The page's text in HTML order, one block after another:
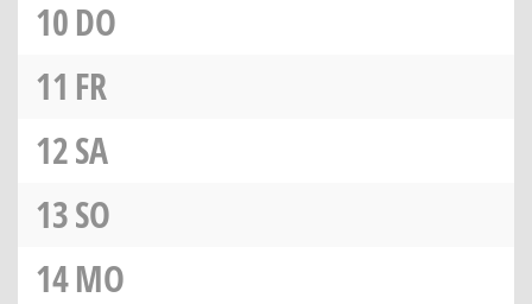
10DO
11 FR
12SA
13SO
14MO